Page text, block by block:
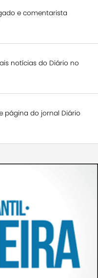
e comentarista
notícias do Diário no
página do jornal Diário